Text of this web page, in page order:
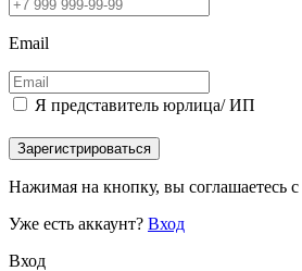
Email
Я представитель юрлица/ ИП
Зарегистрироваться
Нажимая на кнопку, вы соглашаетесь с
Уже есть аккаунт? Вход
Вход